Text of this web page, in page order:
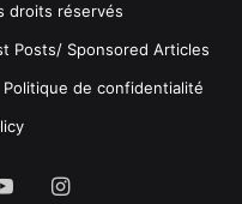
droits réservés
Posts/ Sponsored Articles
Politique de confidentialité
YouTubeInstagram